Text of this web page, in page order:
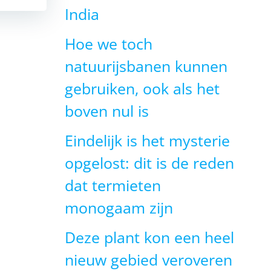
India
Hoe we toch
natuurijsbanen kunnen
gebruiken, ook als het
boven nul is
Eindelijk is het mysterie
opgelost: dit is de reden
dat termieten
monogaam zijn
Deze plant kon een heel
nieuw gebied veroveren